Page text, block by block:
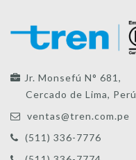
Jr. Monsefú N° 681,
Cercado de Lima, Perú
ventas@tren.com.pe
(511) 336-7776